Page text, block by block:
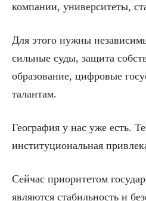
компании, университеты,
Для этого нужны
сильные суды, защита
образование, цифровые
талантам.
География у нас уже есть.
институциональная
Сейчас приоритетом
являются стабильность и